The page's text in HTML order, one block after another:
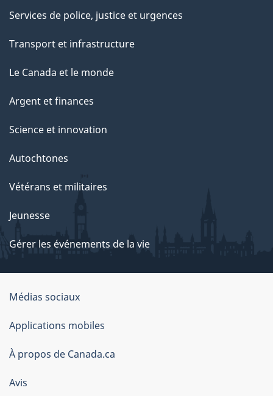
Services de police, justice et urgences
Transport et infrastructure
Le Canada et le monde
Argent et finances
Science et innovation
Autochtones
Vétérans et militaires
Jeunesse
Gérer les événements de la vie
Organisation
du
gouvernement
du
Canada
Médias sociaux
Applications mobiles
À propos de Canada.ca
Avis